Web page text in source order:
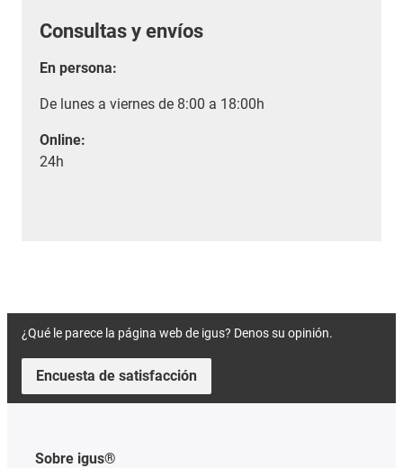
Consultas y envíos
En persona:
De lunes a viernes de 8:00 a 18:00h
Online:
24h
¿Qué le parece la página web de igus? Denos su opinión.
Encuesta de satisfacción
Sobre igus®